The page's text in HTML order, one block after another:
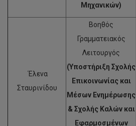
Μηχανικών)
Έλενα
Σταυρινίδου
Βοηθός
Γραμματειακός
Λειτουργός
(Υποστήριξη Σχολής
Επικοινωνίας και
Μέσων Ενημέρωσης
& Σχολής Καλών και
Εφαρμοσμένων